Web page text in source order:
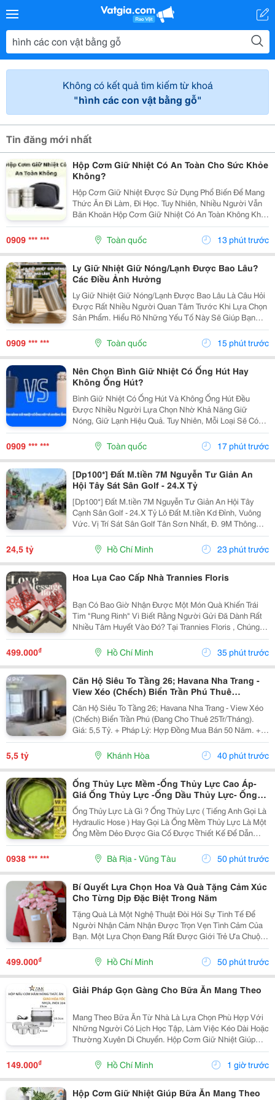
Không có kết quả tìm kiếm từ khoá
"hình các con vật bằng gỗ"
Tin đăng mới nhất
Hộp Cơm Giữ Nhiệt Có An Toàn Cho Sức Khỏe
Không?
Hộp Cơm Giữ Nhiệt Được Sử Dụng Phổ Biến Để Mang
Thức Ăn Đi Làm, Đi Học. Tuy Nhiên, Nhiều Người Vẫn
Băn Khoăn Hộp Cơm Giữ Nhiệt Có An Toàn Không Khi
Dùng Thường Xuyên. Cùng Tìm Hiểu Những Yếu Tố
Cần Lưu Ý Trước Khi Lựa Chọn Nhé! 1. Độ An Toàn
0909 *** *** Toàn quốc 13 phút trước
Ly Giữ Nhiệt Giữ Nóng/Lạnh Được Bao Lâu?
Các Điều Ảnh Hưởng
Ly Giữ Nhiệt Giữ Nóng/Lạnh Được Bao Lâu Là Câu Hỏi
Được Rất Nhiều Người Quan Tâm Trước Khi Lựa Chọn
Sản Phẩm. Hiểu Rõ Những Yếu Tố Này Sẽ Giúp Bạn
Chọn Được Chiếc Ly Phù Hợp Với Nhu Cầu Hằng Ngày
Và Sử Dụng Hiệu Quả Hơn. Hãy Cùng Cozycup Tìm
Hiểu Chi...
0909 *** *** Toàn quốc 15 phút trước
Nên Chọn Bình Giữ Nhiệt Có Ống Hút Hay
Không Ống Hút?
Bình Giữ Nhiệt Có Ống Hút Và Không Ống Hút Đều
Được Nhiều Người Lựa Chọn Nhờ Khả Năng Giữ
Nóng, Giữ Lạnh Hiệu Quả. Tuy Nhiên, Mỗi Loại Sẽ Có
Ưu Điểm Riêng Về Thiết Kế, Cách Sử Dụng Và Đối
Tượng Phù Hợp. Nếu Bạn Đang Băn Khoăn So Sánh
Bình Giữ Nhiệt...
0909 *** *** Toàn quốc 17 phút trước
[Dp100*] Đất M.tiền 7M Nguyễn Tư Giản An
Hội Tây Sát Sân Golf - 24.X Tỷ
[Dp100*] Đất M.tiền 7M Nguyễn Tư Giản An Hội Tây
Cạnh Sân Golf - 24.X Tỷ Lô Đất M.tiền Kd Đỉnh, Vuông
Vức. Vị Trí Sát Sân Golf Tân Sơn Nhất, Đ. 9M Thông
Thoáng. Diện Tích: 230M&Sup2; (7X33M, Có
176M&Sup2; Thổ Cư), Đất Trống Tiện Xây Mới. Giá:...
24,5 tỷ Hồ Chí Minh 23 phút trước
Hoa Lụa Cao Cấp Nhà Trannies Floris
Bạn Có Bao Giờ Nhận Được Một Món Quà Khiến Trái
Tim "Rung Rinh" Vì Biết Rằng Người Gửi Đã Dành Rất
Nhiều Tâm Huyết Vào Đó? Tại Trannies Floris , Chúng
Mình Tin Rằng Hoa Không Chỉ Là Vật Trang Trí Vô Tri.
Mỗi Bó Hoa, Mỗi Hộp Quà Đều Là Một Thông...
499.000₫ Hồ Chí Minh 35 phút trước
Căn Hộ Siêu To Tầng 26; Havana Nha Trang -
View Xéo (Chếch) Biển Trần Phú Thuê
25Tr/Tháng 5,5 Tỷ
Căn Hộ Siêu To Tầng 26; Havana Nha Trang - View Xéo
(Chếch) Biển Trần Phú (Đang Cho Thuê 25Tr/Tháng).
Giá: 5,5 Tỷ. + Pháp Lý: Hợp Đồng Mua Bán 50 Năm. +
Toạ Lạc: 38 Trần Phú, P Lộc Thọ, Tp Nha Trang, Tỉnh
Khánh Hoà. + Diện Tích:...
5,5 tỷ Khánh Hòa 40 phút trước
Ống Thủy Lực Mềm -Ống Thủy Lực Cao Áp-
Giá Ống Thủy Lực -Ống Dầu Thủy Lực- Ống
Dầu Thủy Lực 1 2- Ống Thủy Lực Phi 21- Ống
Thủy Lực 1 4 -Ống Thủy Lực 3 8
Ống Thủy Lực Là Gì ? Ống Thủy Lực ( Tiếng Anh Gọi Là
Hydraulic Hose ) Hay Gọi Là Ống Mềm Thủy Lực Là Một
Ống Mềm Dẻo Được Gia Cố Được Thiết Kế Để Dẫn
Chất Lỏng Thủy Lực Áp Suất Cao Trong Hệ Thống Thủy
Lực. Ống Thủy Lực Này Rất Quan Trọng Trong...
0938 *** *** Bà Rịa - Vũng Tàu 50 phút trước
Bí Quyết Lựa Chọn Hoa Và Quà Tặng Cảm Xúc
Cho Từng Dịp Đặc Biệt Trong Năm
Tặng Quà Là Một Nghệ Thuật Đòi Hỏi Sự Tinh Tế Để
Người Nhận Cảm Nhận Được Trọn Vẹn Tình Cảm Của
Bạn. Một Lựa Chọn Đang Rất Được Giới Trẻ Ưa Chuộng
Hiện Nay Là Dòng Sản Phẩm Kết Hợp Giữa Hoa Lụa
Bền Đẹp Và Các Phụ Kiện Công Nghệ Như Mã Qr Lời
Nhắn....
499.000₫ Hồ Chí Minh 50 phút trước
Giải Pháp Gọn Gàng Cho Bữa Ăn Mang Theo
Mang Theo Bữa Ăn Từ Nhà Là Lựa Chọn Phù Hợp Với
Những Người Có Lịch Học Tập, Làm Việc Kéo Dài Hoặc
Thường Xuyên Di Chuyển. Hộp Cơm Giữ Nhiệt Giúp
Sắp Xếp Các Món Ăn Ngăn Nắp, Thuận Tiện Mang
Theo Và Sử Dụng Trong Ngày. Chọn Hộp Có Ngăn Phù
149.000₫ Hồ Chí Minh 1 giờ trước
Hộp Cơm Giữ Nhiệt Giúp Bữa Ăn Mang Theo